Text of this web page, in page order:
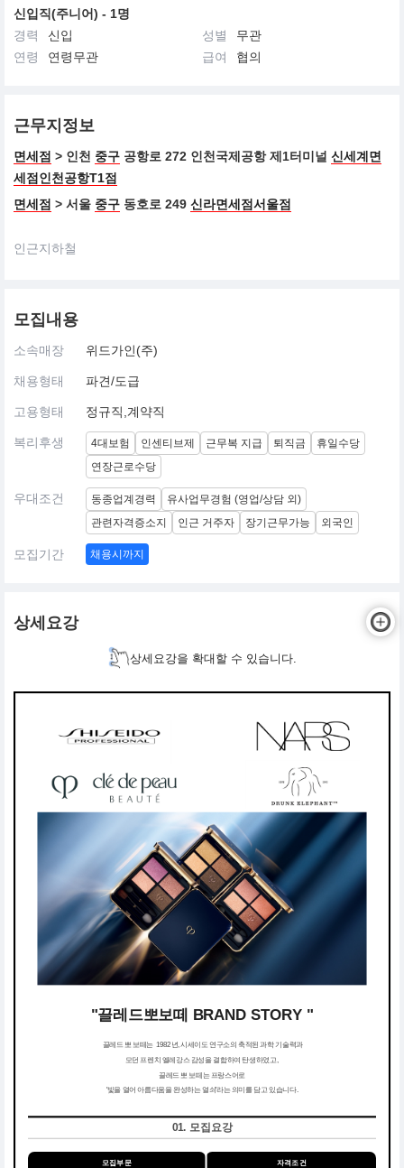
한 아름다움을 추구합니다.
신입직(주니어) - 1명
경력
신입 성별
무관
연령
연령무관 급여 협의
근무지정보
면세점 > 인천 중구 공항로 272 인천국제공항 제1터미널 신세계면
세점인천공항T1점
면세점 > 서울 중구 동호로 249 신라면세점서울점
인근지하철
모집내용
소속매장 위드가인(주)
채용형태 파견/도급
고용형태 정규직,계약직
복리후생 4대보험 인센티브제 근무복 지급 퇴직금
휴일수당
연장근로수당
우대조건 동종업계경력
유사업무경험 (영업/상담 외)
관련자격증소지
인근 거주자 장기근무가능 외국인
모집기간 채용시까지
상세요강
상세요강을 확대할 수 있습니다.
"끌레드뽀보떼 BRAND STORY "
끌레드 뽀 보떼는 1982년, 시세이도 연구소의 축적된 과학 기술력과
모던 프렌치 엘레강스 감성을 결합하여 탄생하였고,
끌레드 뽀 보떼는 프랑스어로
'빛을 열어 아름다움을 완성하는 열쇠'라는 의미를 담고 있습니다.
01. 모집요강
모집부문 자격조건